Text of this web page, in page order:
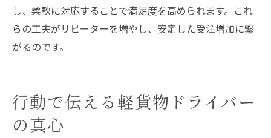
し、柔軟に対応することで満足度を高められます。これ
らの工夫がリピーターを増やし、安定した受注増加に繋
がるのです。
行動で伝える軽貨物ドライバー
の真心